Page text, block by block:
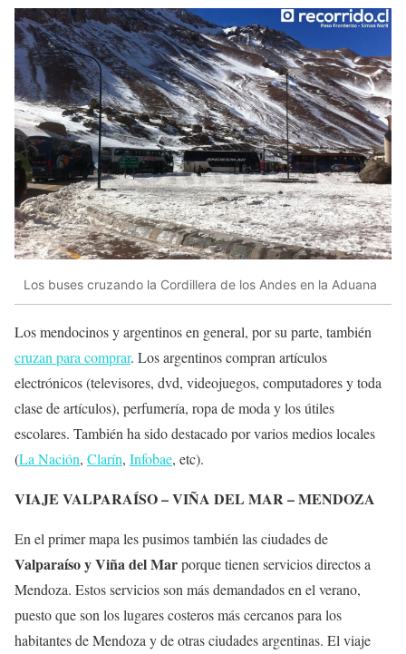
Los buses cruzando la Cordillera de los Andes en la Aduana
Los mendocinos y argentinos en general, por su parte, también
cruzan para comprar. Los argentinos compran artículos
electrónicos (televisores, dvd, videojuegos, computadores y toda
clase de artículos), perfumería, ropa de moda y los útiles
escolares. También ha sido destacado por varios medios locales
(La Nación, Clarín, Infobae, etc).
VIAJE VALPARAÍSO – VIÑA DEL MAR – MENDOZA
En el primer mapa les pusimos también las ciudades de
Valparaíso y Viña del Marporque tienen servicios directos a
Mendoza. Estos servicios son más demandados en el verano,
puesto que son los lugares costeros más cercanos para los
habitantes de Mendoza y de otras ciudades argentinas. El viaje